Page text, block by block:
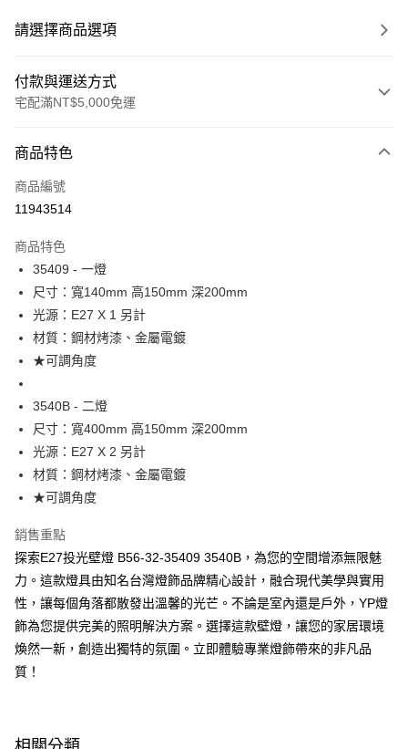
請選擇商品選項
付款與運送方式
宅配滿NT$5,000免運
信用卡一次付款
LINE Pay
街口支付
悠遊付
Google Pay
全盈+PAY
AFTEE先享後付
相關說明
【關於「AFTEE先享後付」】
AFTEE先享後付是「在收到商品之後才付款」的支付方式。 讓您購物簡單
便利好安心！
１．簡單：不需註冊會員、不需綁卡、不需儲值。
【「AFTEE先享後付」結帳流程】
１．於結帳方式選擇「AFTEE先享後付」後，將跳轉至「AFTEE先享後付」
結帳頁面，進行簡訊認證並確認金額後，即可完成結帳。
２．訂單成立數日內，您將收到繳費通知簡訊。
３．收到繳費通知簡訊後14天內，點擊此簡訊中的連結，可透過四大超商／
ATM／網路銀行／等多元方式進行付款，方視為交易完成。
※ 請注意：結帳手續完成當下不需立刻繳費，但若您需要取消訂單，請聯絡
購買商品的店家。未經商家同意取消之訂單仍視為有效，需透過AFTEE先享
客戶支援中心」
ATM付款
運送方式
新竹貨運宅配
每筆NT$180，滿NT$5,000(含以上)免運費
商品特色
商品編號
11943514
商品特色
35409 - 一燈
尺寸：寬140mm 高150mm 深200mm
光源：E27 X 1 另計
材質：鋼材烤漆、金屬電鍍
★可調角度
3540B - 二燈
尺寸：寬400mm 高150mm 深200mm
光源：E27 X 2 另計
材質：鋼材烤漆、金屬電鍍
★可調角度
銷售重點
探索E27投光壁燈 B56-32-35409 3540B，為您的空間增添無限魅
力。這款燈具由知名台灣燈飾品牌精心設計，融合現代美學與實用
性，讓每個角落都散發出溫馨的光芒。不論是室內還是戶外，YP燈
飾為您提供完美的照明解決方案。選擇這款壁燈，讓您的家居環境
煥然一新，創造出獨特的氛圍。立即體驗專業燈飾帶來的非凡品
質！